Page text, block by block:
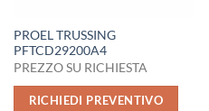
PROEL TRUSSING
PFTCD29200A4
PREZZO SU RICHIESTA
RICHIEDI PREVENTIVO